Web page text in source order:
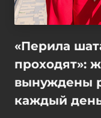
«Перила
проходят»:
вынуждены
каждый